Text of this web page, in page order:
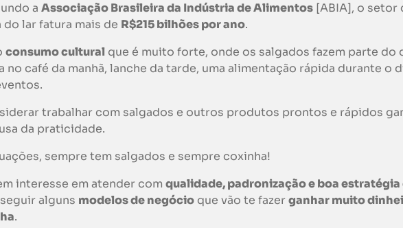
a Associação Brasileira da Indústria de Alimentos [ABIA], o setor
lar fatura mais de R$215 bilhões por ano.
consumo cultural que é muito forte, onde os salgados fazem parte do
no café da manhã, lanche da tarde, uma alimentação rápida durante o
trabalhar com salgados e outros produtos prontos e rápidos
da praticidade.
sempre tem salgados e sempre coxinha!
interesse em atender com qualidade, padronização e boa estratégia
alguns modelos de negócio que vão te fazer ganhar muito
.